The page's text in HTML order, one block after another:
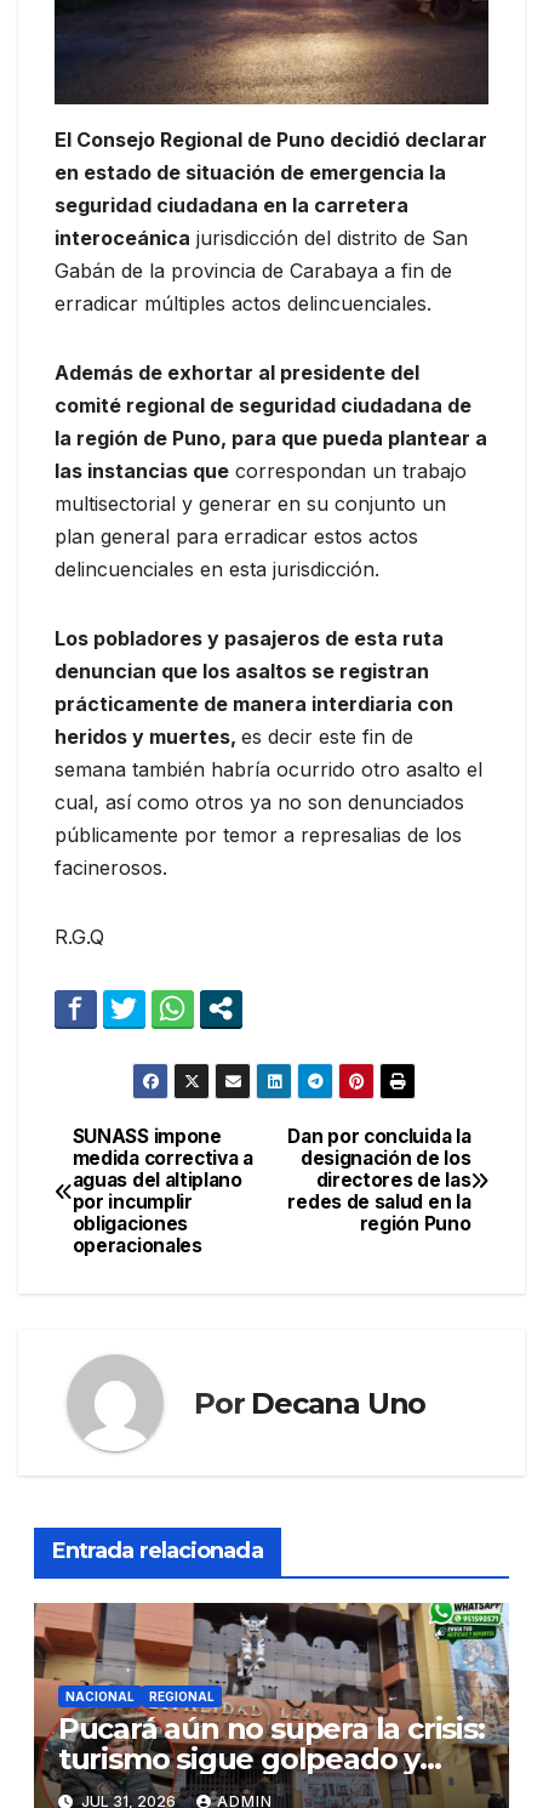
El Consejo Regional de Puno decidió declarar
en estado de situación de emergencia la
seguridad ciudadana en la carretera
interoceánica jurisdicción del distrito de San
Gabán de la provincia de Carabaya a fin de
erradicar múltiples actos delincuenciales.
Además de exhortar al presidente del
comité regional de seguridad ciudadana de
la región de Puno, para que pueda plantear a
las instancias que correspondan un trabajo
multisectorial y generar en su conjunto un
plan general para erradicar estos actos
delincuenciales en esta jurisdicción.
Los pobladores y pasajeros de esta ruta
denuncian que los asaltos se registran
prácticamente de manera interdiaria con
heridos y muertes, es decir este fin de
semana también habría ocurrido otro asalto el
cual, así como otros ya no son denunciados
públicamente por temor a represalias de los
facinerosos.
R.G.Q
Navegación
de
entradas
Dan por concluida la
designación de los
directores de las
redes de salud en la
región Puno
SUNASS impone
medida correctiva a
aguas del altiplano
por incumplir
obligaciones
operacionales
Por Decana Uno
Entrada relacionada
NACIONAL REGIONAL
Pucará aún no supera la crisis:
turismo sigue golpeado y
alcaldesa exige al nuevo
JUL 31, 2026 ADMIN